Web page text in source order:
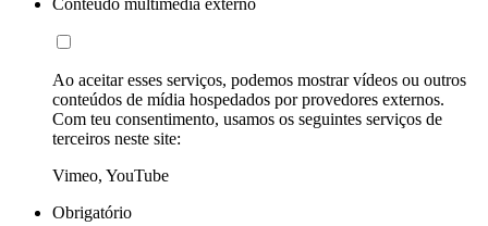
Ao aceitar esses serviços, podemos mostrar vídeos ou outros
conteúdos de mídia hospedados por provedores externos.
Com teu consentimento, usamos os seguintes serviços de
terceiros neste site:
Vimeo, YouTube
Obrigatório